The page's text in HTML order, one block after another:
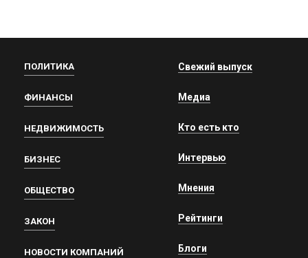
ПОЛИТИКА
ФИНАНСЫ
НЕДВИЖИМОСТЬ
БИЗНЕС
ОБЩЕСТВО
ЗАКОН
НОВОСТИ КОМПАНИЙ
Свежий выпуск
Медиа
Кто есть кто
Интервью
Мнения
Рейтинги
Блоги